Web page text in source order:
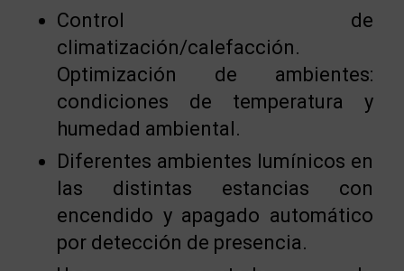
Control de
climatización/calefacción.
Optimización de ambientes:
condiciones de temperatura y
humedad ambiental.
Diferentes ambientes lumínicos en
las distintas estancias con
encendido y apagado automático
por detección de presencia.